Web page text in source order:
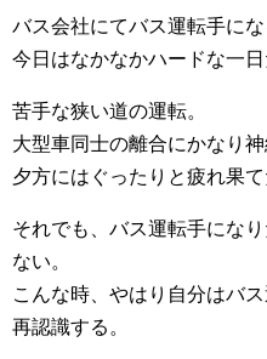
バス会社にてバス運転手にな
今日はなかなかハードな一日
苦手な狭い道の運転。
大型車同士の離合にかなり神
夕方にはぐったりと疲れ果て
それでも、バス運転手にな
ない。
こんな時、やはり自分はバ
再認識する。